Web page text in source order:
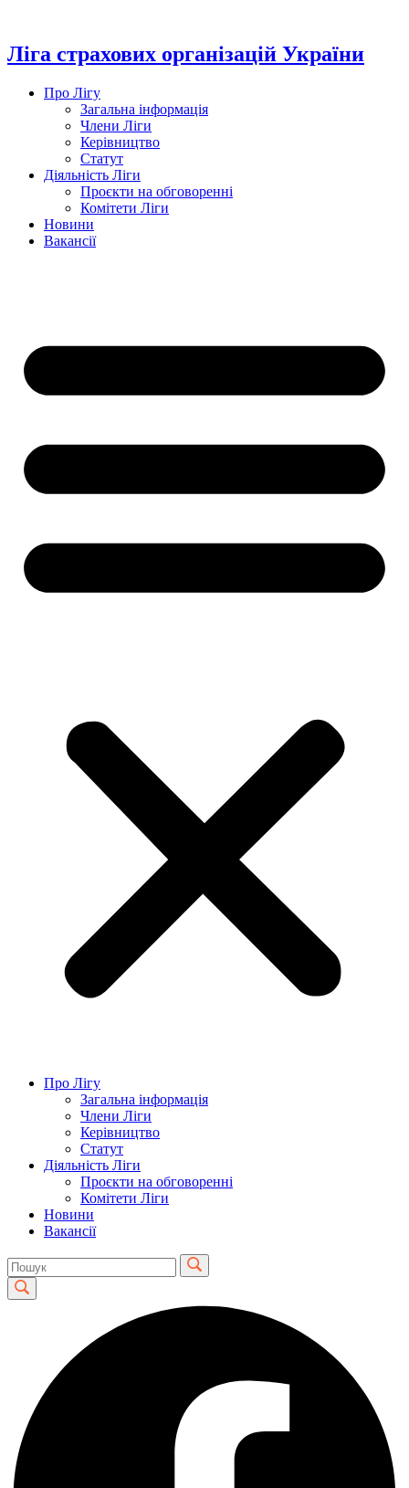
вмісту
Ліга страхових організацій України
Про Лігу
Загальна інформація
Члени Ліги
Керівництво
Статут
Діяльність Ліги
Проєкти на обговоренні
Комітети Ліги
Новини
Вакансії
Про Лігу
Загальна інформація
Члени Ліги
Керівництво
Статут
Діяльність Ліги
Проєкти на обговоренні
Комітети Ліги
Новини
Вакансії